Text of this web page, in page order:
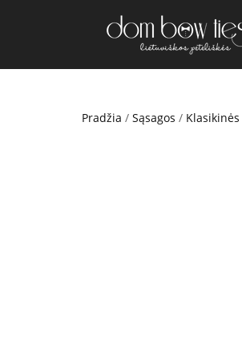
Pradžia / Sąsagos / Klasikinės